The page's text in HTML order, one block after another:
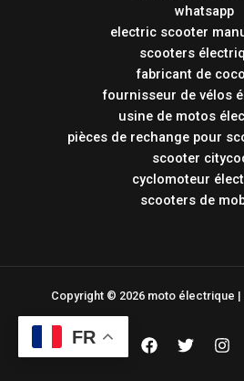
whatsapp
electric scooter
scooters
fabricant de
fournisseur de vélos
usine de motos
pièces de rechange pour
scooter
cyclomoteur
scooters de
Copyright © 2026 moto électrique
FR